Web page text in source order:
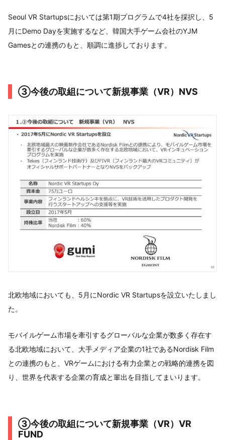
Seoul VR Startupsにおいては第1期プログラムで4社を採択し、5
月にDemo Dayを実施するなど、韓国大手ゲーム会社のYJM
Gamesとの連携のもと、順調に進捗しております。
③今後の取組について新規事業（VR）NVS
北欧地域においても、5月にNordic VR Startupsを設立いたしまし
た。
モバイルゲーム市場を牽引するグローバルな企業が数多く存在す
る北欧地域において、大手メディア企業の1社であるNordisk Film
との連携のもと、VRゲームにおける有力企業との戦略的連携を図
り、世界を代表する企業の育成と輩出を目指してまいります。
③今後の取組について新規事業（VR）VR
FUND